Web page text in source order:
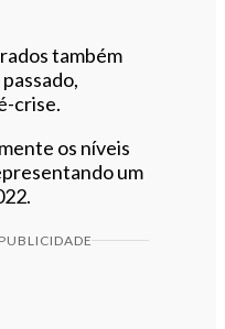
também
crise.
os níveis
um